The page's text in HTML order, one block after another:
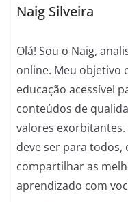
o p
Naig Silveira
Olá! Sou o Naig,
online. Meu objetivo
educação acessível
conteúdos de
valores
deve ser para todos,
compartilhar as
aprendizado com